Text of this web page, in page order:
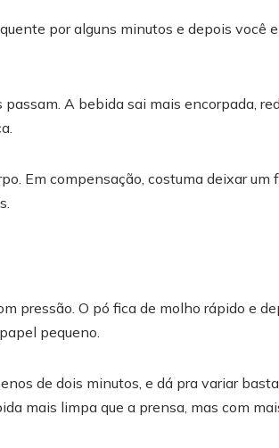
por alguns minutos e depois você
A bebida sai mais encorpada,
Em compensação, costuma deixar
pressão. O pó fica de molho rápido e
pequeno.
de dois minutos, e dá pra variar
mais limpa que a prensa, mas com